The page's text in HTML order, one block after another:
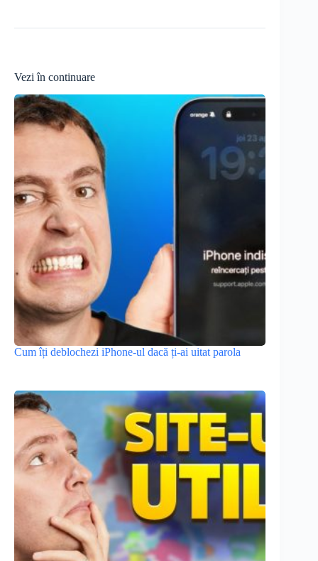
Vezi în continuare
Cum îți deblochezi iPhone-ul dacă ți-ai uitat parola